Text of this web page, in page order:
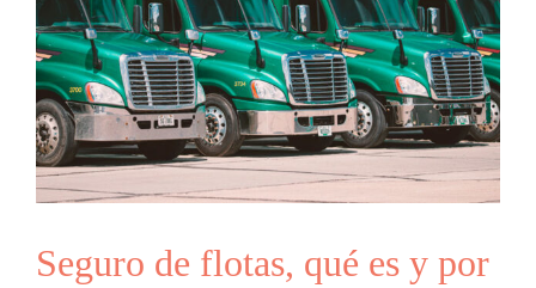
Seguro de flotas, qué es y por